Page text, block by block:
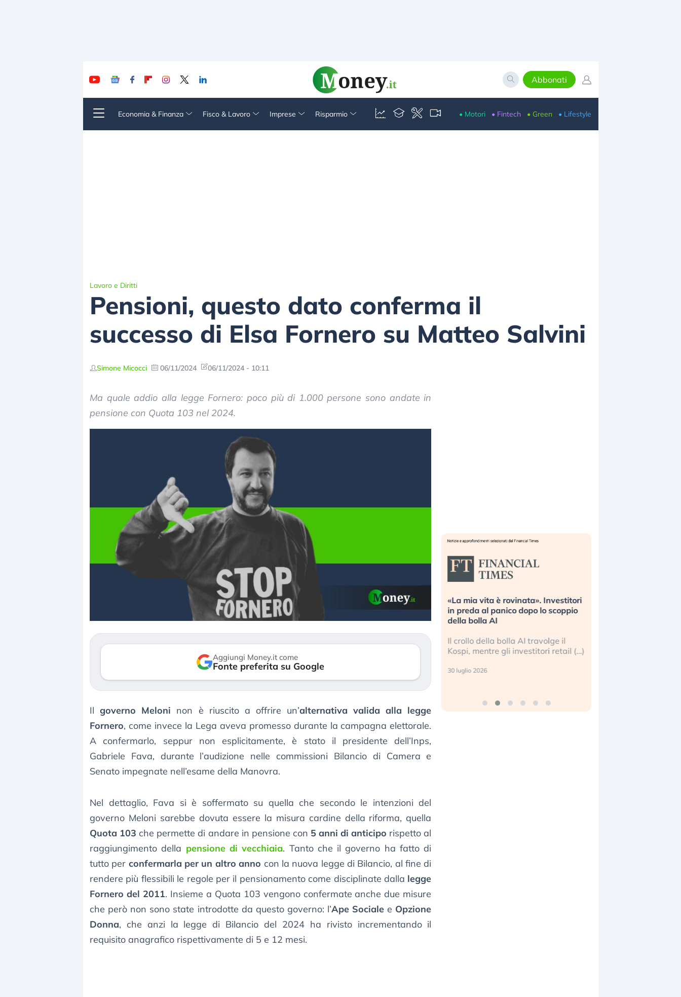
Abbonati
Economia & Finanza Fisco & Lavoro Imprese Risparmio • Motori • Fintech • Green • Lifestyle
Lavoro e Diritti
Pensioni, questo dato conferma il
successo di Elsa Fornero su Matteo Salvini
Simone Micocci 06/11/2024 06/11/2024 - 10:11
Ma quale addio alla legge Fornero: poco più di 1.000 persone sono andate in
pensione con Quota 103 nel 2024.
Aggiungi Money.it come
Fonte preferita su Google
Ilgoverno Meloni non è riuscito a offrire un’alternativa valida alla legge
Fornero, come invece la Lega aveva promesso durante la campagna elettorale.
A confermarlo, seppur non esplicitamente, è stato il presidente dell’Inps,
Gabriele Fava, durante l’audizione nelle commissioni Bilancio di Camera e
Senato impegnate nell’esame della Manovra.
Nel dettaglio, Fava si è soffermato su quella che secondo le intenzioni del
governo Meloni sarebbe dovuta essere la misura cardine della riforma, quella
Quota 103 che permette di andare in pensione con 5 anni di anticipo rispetto al
raggiungimento della pensione di vecchiaia. Tanto che il governo ha fatto di
tutto per confermarla per un altro anno con la nuova legge di Bilancio, al fine di
rendere più flessibili le regole per il pensionamento come disciplinate dalla legge
Fornero del 2011. Insieme a Quota 103 vengono confermate anche due misure
che però non sono state introdotte da questo governo: l’Ape Sociale e Opzione
Donna, che anzi la legge di Bilancio del 2024 ha rivisto incrementando il
requisito anagrafico rispettivamente di 5 e 12 mesi.
Dalle valutazioni estreme alla
correzione. Cosa sta guidando il
repricing degli asset?
verso le (…)
3 agosto 2026
«La mia vita è rovinata». Investitori
in preda al panico dopo lo scoppio
della bolla AI
Il crollo della bolla AI travolge il
Kospi, mentre gli investitori retail (…)
30 luglio 2026